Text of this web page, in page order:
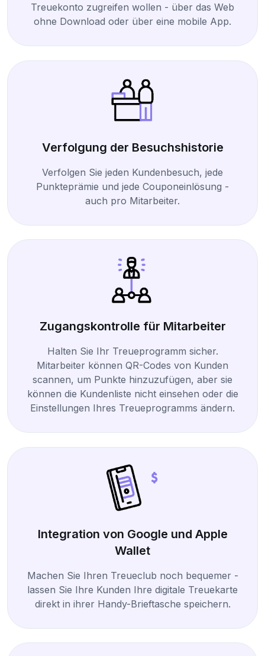
Treuekonto zugreifen wollen - über das Web
ohne Download oder über eine mobile App.
Verfolgung der Besuchshistorie
Verfolgen Sie jeden Kundenbesuch, jede
Punkteprämie und jede Couponeinlösung -
auch pro Mitarbeiter.
Zugangskontrolle für Mitarbeiter
Halten Sie Ihr Treueprogramm sicher.
Mitarbeiter können QR-Codes von Kunden
scannen, um Punkte hinzuzufügen, aber sie
können die Kundenliste nicht einsehen oder die
Einstellungen Ihres Treueprogramms ändern.
Integration von Google und Apple
Wallet
Machen Sie Ihren Treueclub noch bequemer -
lassen Sie Ihre Kunden Ihre digitale Treuekarte
direkt in ihrer Handy-Brieftasche speichern.